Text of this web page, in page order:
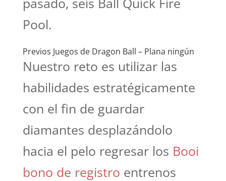
Pool.
Previos Juegos de Dragon Ball – Plana ningún
Nuestro reto es utilizar las
habilidades estratégicamente
con el fin de guardar
diamantes desplazándolo
hacia el pelo regresar los Booi
bono de registro entrenos